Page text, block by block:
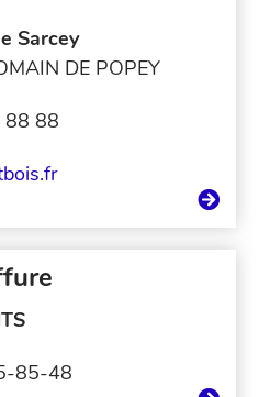
Sarcey
DE POPEY
88 88
85-48